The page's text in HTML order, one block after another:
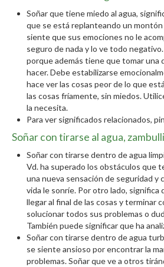
Soñar que tiene miedo al agua,
que se está replanteando un montón
siente que sus emociones no le
seguro de nada y lo ve todo
porque además tiene que tomar una
hacer. Debe estabilizarse
hace ver las cosas peor de lo que
las cosas fríamente, sin miedos.
la necesita.
Para ver significados relacionados,
Soñar con tirarse al agua,
Soñar con tirarse dentro de agua
Vd. ha superado los obstáculos que
una nueva sensación de seguridad y
vida le sonríe. Por otro lado,
llegar al final de las cosas y terminar
solucionar todos sus problemas o
También puede significar que ha
Soñar con tirarse dentro de agua
se siente ansioso por encontrar la
problemas. Soñar que ve a otros